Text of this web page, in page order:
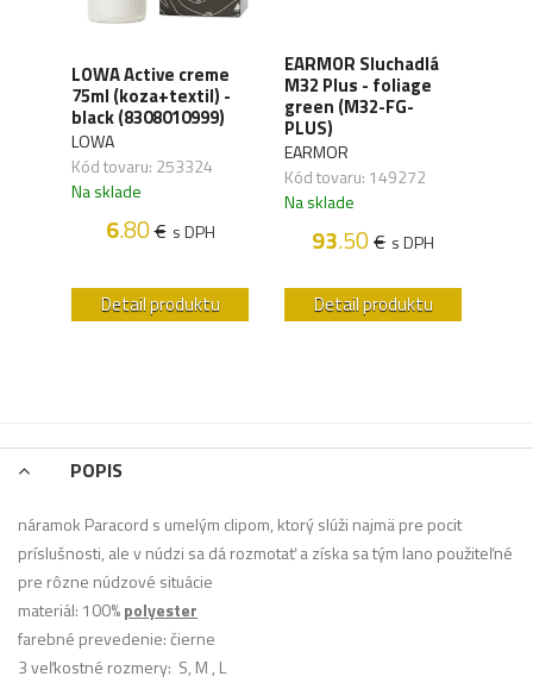
LOWA Active creme
75ml (koza+textil) -
black (8308010999)
LOWA
Kód tovaru: 253324
Na sklade
6.80€ s DPH
Detail produktu
EARMOR Sluchadlá
M32 Plus - foliage
green (M32-FG-
PLUS)
EARMOR
Kód tovaru: 149272
Na sklade
93.50€ s DPH
Detail produktu
POPIS
náramok Paracord s umelým clipom, ktorý slúži najmä pre pocit
príslušnosti, ale v núdzi sa dá rozmotať a získa sa tým lano použiteľné
pre rôzne núdzové situácie
materiál: 100%polyester
farebné prevedenie: čierne
3 veľkostné rozmery: S, M , L